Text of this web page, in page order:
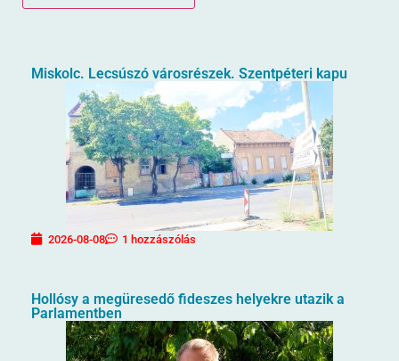
Miskolc. Lecsúszó városrészek. Szentpéteri kapu
2026-08-08 1 hozzászólás
Hollósy a megüresedő fideszes helyekre utazik a
Parlamentben